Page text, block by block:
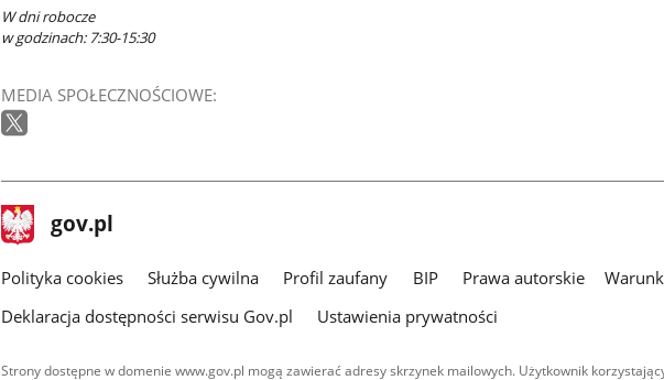
W dni robocze
w godzinach: 7:30-15:30
MEDIA SPOŁECZNOŚCIOWE:
stopka
gov.pl Strona
gov.pl
gov.pl
Polityka cookies Służba cywilna Profil zaufany BIP Prawa autorskie
Deklaracja dostępności serwisu Gov.pl
Ustawienia prywatności
Strony dostępne w domenie www.gov.pl mogą zawierać adresy skrzynek mailowych. Użytkownik